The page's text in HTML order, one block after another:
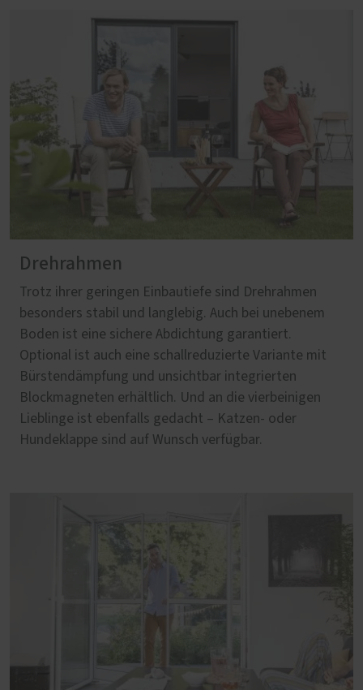
Drehrahmen
Trotz ihrer geringen Einbautiefe sind Drehrahmen
besonders stabil und langlebig. Auch bei unebenem
Boden ist eine sichere Abdichtung garantiert.
Optional ist auch eine schallreduzierte Variante mit
Bürstendämpfung und unsichtbar integrierten
Blockmagneten erhältlich. Und an die vierbeinigen
Lieblinge ist ebenfalls gedacht – Katzen- oder
Hundeklappe sind auf Wunsch verfügbar.